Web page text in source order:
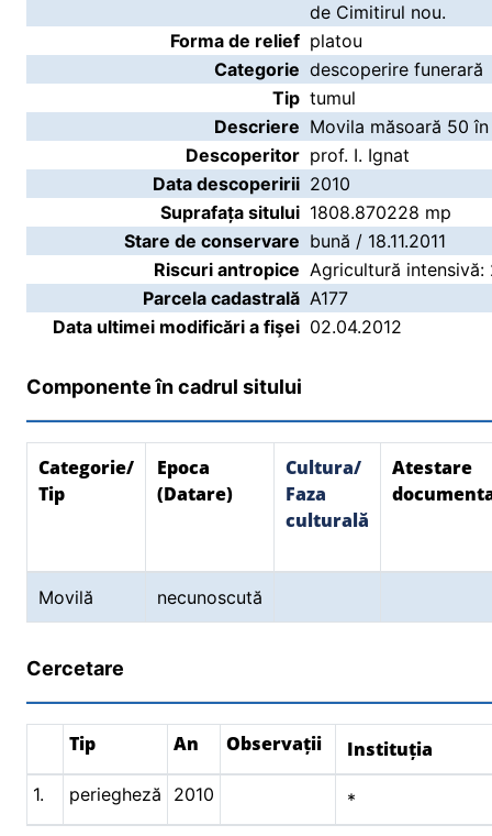
de Cimitirul nou.
Forma de relief platou
Categorie descoperire funerară
Tip tumul
Descriere Movila măsoară 50
Descoperitor prof. I. Ignat
Data descoperirii 2010
Suprafața sitului 1808.870228 mp
Stare de conservare bună / 18.11.2011
Riscuri antropice Agricultură intensivă:
Parcela cadastrală A177
Data ultimei modificări a fişei 02.04.2012
Componente în cadrul sitului
Categorie/
Tip
Epoca
(Datare)
Cultura/
Faza
culturală
Atestare
Movilă necunoscută
Cercetare
Tip An Observații Instituția
1. periegheză 2010 *